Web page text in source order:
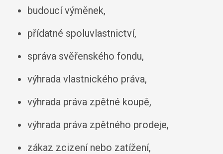
budoucí výměnek,
přídatné spoluvlastnictví,
správa svěřenského fondu,
výhrada vlastnického práva,
výhrada práva zpětné koupě,
výhrada práva zpětného prodeje,
zákaz zcizení nebo zatížení,